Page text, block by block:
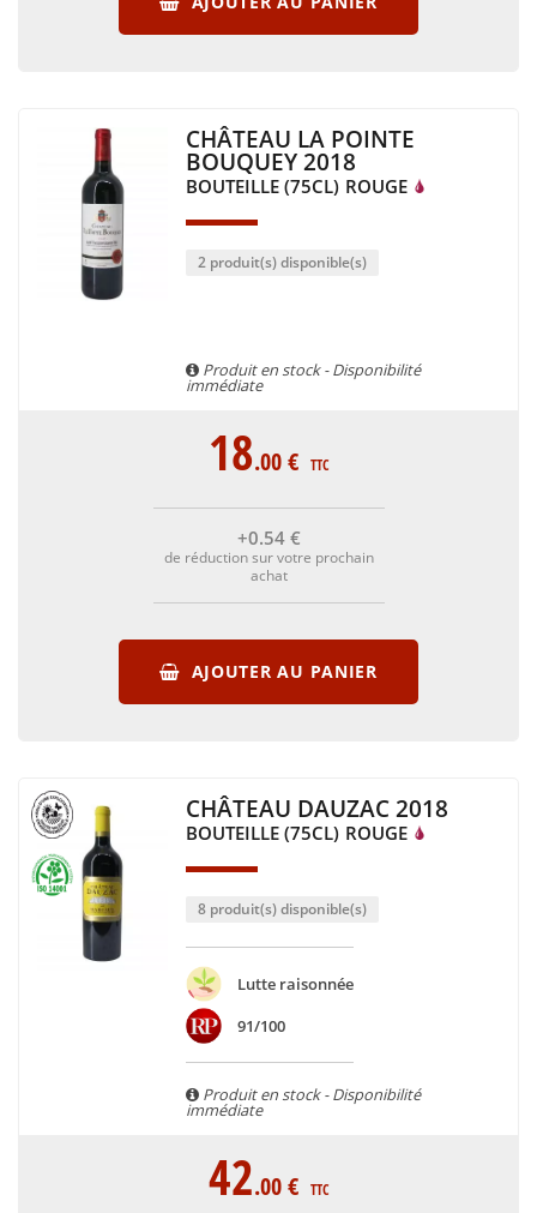
CHÂTEAU LA POINTE
BOUQUEY 2018
BOUTEILLE (75CL) ROUGE
2 produit(s) disponible(s)
Produit en stock - Disponibilité
immédiate
18.00€ TTC
+0.54 €
de réduction sur votre prochain
achat
AJOUTER AU PANIER
CHÂTEAU DAUZAC 2018
BOUTEILLE (75CL) ROUGE
8 produit(s) disponible(s)
Lutte raisonnée
91/100
Produit en stock - Disponibilité
immédiate
42.00€ TTC